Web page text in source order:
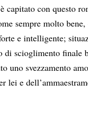
capitato con questo
sempre molto bene,
e intelligente;
di scioglimento finale
uno svezzamento
lei e